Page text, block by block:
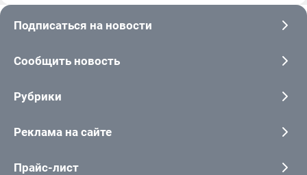
Подписаться на новости
Сообщить новость
Рубрики
Реклама на сайте
Прайс-лист